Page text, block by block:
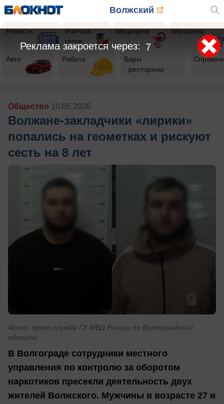
Волжский
Новости
Учиться
готов
Медицина Магазины
Авто Работа
Бары
- рестораны
Общество 10.05.2026
Волжане-закладчики «лирики»
попались на геометках и рискуют
сесть на 8 лет
Фото: пресс-служба ГУ МВД России по Волгоградской
области
В Волгограде сотрудники местного
управления по контролю за оборотом
наркотиков пресекли деятельность двух
жителей Волжского. Мужчины в возрасте 27 и
5
Реклама закроется через: